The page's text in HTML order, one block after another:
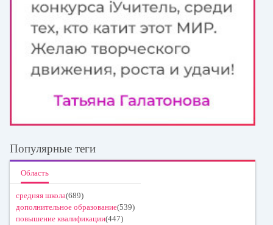
Популярные теги
Область
средняя школа(689)
дополнительное образование(539)
повышение квалификации(447)